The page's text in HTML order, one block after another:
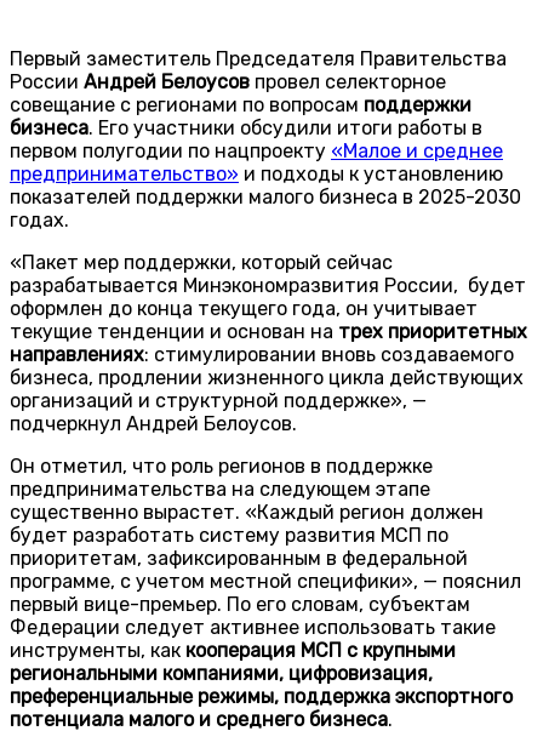
Первый заместитель Председателя Правительства
России Андрей Белоусов провел селекторное
совещание с регионами по вопросам поддержки
бизнеса. Его участники обсудили итоги работы в
первом полугодии по нацпроекту «Малое и среднее
предпринимательство» и подходы к установлению
показателей поддержки малого бизнеса в 2025-2030
годах.
«Пакет мер поддержки, который сейчас
разрабатывается Минэкономразвития России, будет
оформлен до конца текущего года, он учитывает
текущие тенденции и основан на трех приоритетных
направлениях: стимулировании вновь создаваемого
бизнеса, продлении жизненного цикла действующих
организаций и структурной поддержке», —
подчеркнул Андрей Белоусов.
Он отметил, что роль регионов в поддержке
предпринимательства на следующем этапе
существенно вырастет. «Каждый регион должен
будет разработать систему развития МСП по
приоритетам, зафиксированным в федеральной
программе, с учетом местной специфики», — пояснил
первый вице-премьер. По его словам, субъектам
Федерации следует активнее использовать такие
инструменты, как кооперация МСП с крупными
региональными компаниями, цифровизация,
преференциальные режимы, поддержка экспортного
потенциала малого и среднего бизнеса.